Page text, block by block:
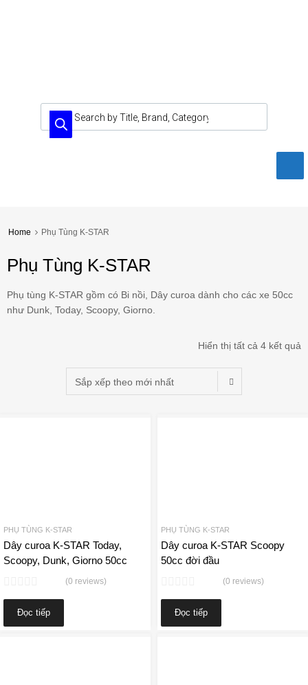
Home Phụ Tùng K-STAR
Phụ Tùng K-STAR
Phụ tùng K-STAR gồm có Bi nồi, Dây curoa dành cho các xe 50cc
như Dunk, Today, Scoopy, Giorno.
Hiển thị tất cả 4 kết quả
PHỤ TÙNG K-STAR
Dây curoa K-STAR Today,
Scoopy, Dunk, Giorno 50cc
(0 reviews)
Đọc tiếp
PHỤ TÙNG K-STAR
Dây curoa K-STAR Scoopy
50cc đời đầu
(0 reviews)
Đọc tiếp